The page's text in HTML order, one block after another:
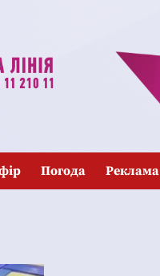
Погода Реклама